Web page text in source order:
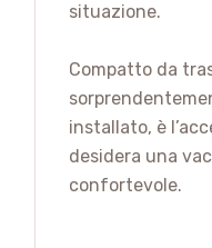
situazione.
Compatto da
installato, è
desidera una
confortevole.